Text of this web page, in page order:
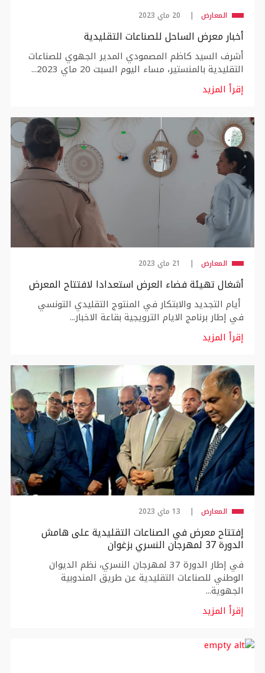
المعارض
أخبار معرض الساحل للصناعات التقليدية
أشرف السيد كاظم المصمودي المدير الجهوي للصناعات
التقليدية بالمنستير، مساء اليوم السبت 20 ماي 2023...
إقرأ المزيد
المعارض
أشغال تهيئة فضاء العرض استعدادا لافتتاح المعرض
أيام التجديد والابتكار في المنتوج التقليدي التونسي
في إطار برنامج الايام الترويجية بقاعة الاخبار...
إقرأ المزيد
المعارض
إفتتاح معرض في الصناعات التقليدية على هامش
الدورة 37 لمهرجان النسري بزغوان
في إطار الدورة 37 لمهرجان النسري، نظم الديوان
الوطني للصناعات التقليدية عن طريق المندوبية
الجهوية...
إقرأ المزيد